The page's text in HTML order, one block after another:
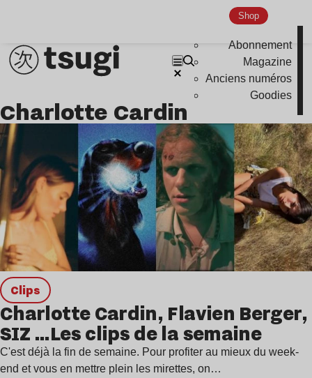
Shop
Abonnement
Magazine
Anciens numéros
Goodies
Charlotte Cardin
clips
Charlotte Cardin, Flavien Berger,
SIZ …Les clips de la semaine
C'est déjà la fin de semaine. Pour profiter au mieux du week-
end et vous en mettre plein les mirettes, on…